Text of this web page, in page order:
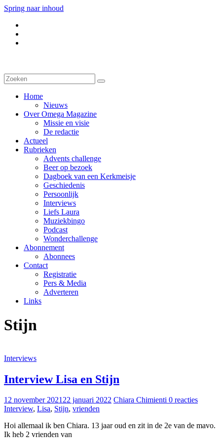
Spring naar inhoud
Home
Nieuws
Over Omega Magazine
Missie en visie
De redactie
Actueel
Rubrieken
Advents challenge
Beer op bezoek
Dagboek van een Kerkmeisje
Geschiedenis
Persoonlijk
Interviews
Liefs Laura
Muziekbingo
Podcast
Wonderchallenge
Abonnement
Abonnees
Contact
Registratie
Pers & Media
Adverteren
Links
Stijn
Interviews
Interview Lisa en Stijn
12 november 202122 januari 2022 Chiara Chimienti 0 reacties
Interview, Lisa, Stijn, vrienden
Hoi allemaal ik ben Chiara. 13 jaar oud en zit in de 2e van de mavo.
Ik heb 2 vrienden van